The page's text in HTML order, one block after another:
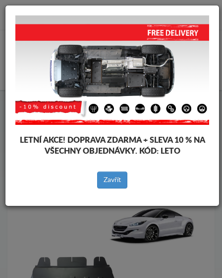
info@krytpodmotor.com
Kryt pod motor Peugeot Kryt pod motor Peugeot Rcz
vozidel
Značky vozidel
Zpět na produkty
LETNÍ AKCE! DOPRAVA ZDARMA + SLEVA 10 % NA
VŠECHNY OBJEDNÁVKY. KÓD: LETO
Zavřít